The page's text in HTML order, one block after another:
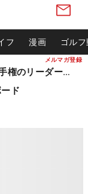
メルマガ登録
フ 漫画 ゴル
松山英樹ら出場 ウィンダム選手権のリーダーボード
ド